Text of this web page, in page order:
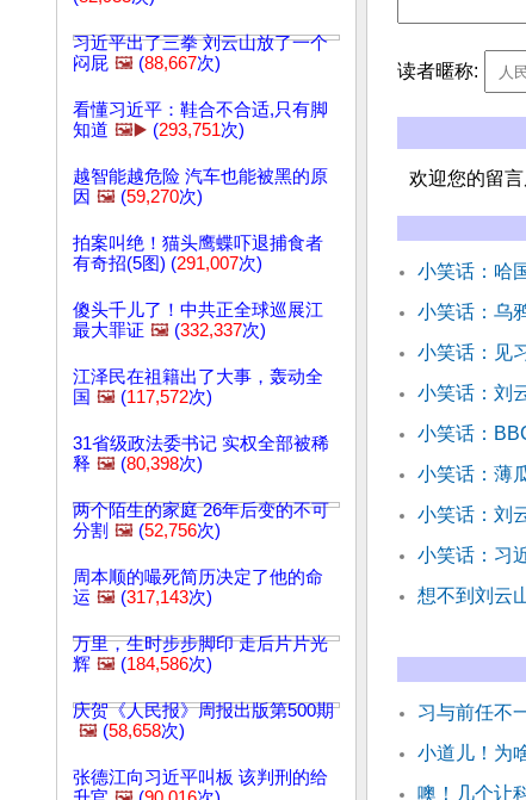
习近平出了三拳 刘云山放了一个
闷屁 🖼️ (88,667次)
看懂习近平：鞋合不合适,只有脚
知道 🖼️▶️ (293,751次)
越智能越危险 汽车也能被黑的原
因 🖼️ (59,270次)
拍案叫绝！猫头鹰蝶吓退捕食者
有奇招(5图) (291,007次)
傻头千儿了！中共正全球巡展江
最大罪证 🖼️ (332,337次)
江泽民在祖籍出了大事，轰动全
国 🖼️ (117,572次)
31省级政法委书记 实权全部被稀
释 🖼️ (80,398次)
两个陌生的家庭 26年后变的不可
分割 🖼️ (52,756次)
周本顺的嘬死简历决定了他的命
运 🖼️ (317,143次)
万里，生时步步脚印 走后片片光
辉 🖼️ (184,586次)
庆贺《人民报》周报出版第500期
🖼️ (58,658次)
张德江向习近平叫板 该判刑的给
读者暱称:
欢迎您的留言
小笑话：哈
小笑话：乌
小笑话：见
小笑话：刘
小笑话：
小笑话：薄
小笑话：刘
小笑话：习
想不到刘云
习与前任不
小道儿！为
噢！几个让